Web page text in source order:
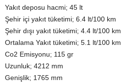
Yakıt deposu hacmi; 45 lt
Şehir içi yakıt tüketimi; 6.4 lt/100 km
Şehir dışı yakıt tüketimi; 4.4 lt/100 km
Ortalama Yakıt tüketimi; 5.1 lt/100 km
Co2 Emisyonu; 115 gr
Uzunluk; 4212 mm
Genişlik; 1765 mm